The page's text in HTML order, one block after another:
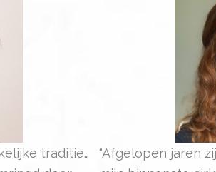
traditie…
“Afgelopen jaren